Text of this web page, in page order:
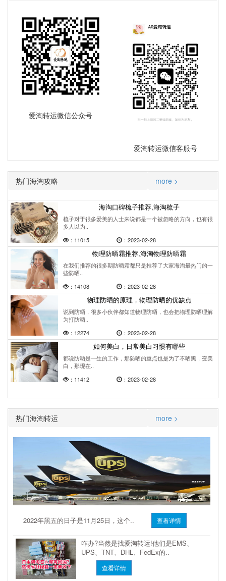
爱淘转运微信公众号
爱淘转运微信客服号
热门海淘攻略 more >
海淘口碑梳子推荐,海淘梳子
梳子对于很多爱美的人士来说都是一个被忽略的方向，也有很
多人以为..
：11015
：2023-02-28
物理防晒霜推荐,海淘物理防晒霜
在我们推荐的很多期防晒霜都只是推荐了大家海淘最热门的一
些防晒..
：14108
：2023-02-28
物理防晒的原理，物理防晒的优缺点
说到防晒，很多小伙伴都知道物理防晒，也会把物理防晒理解
为打防晒..
：12274
：2023-02-28
如何美白，日常美白习惯有哪些
都说防晒是一生的工作，那防晒的重点也是为了不晒黑，变美
白，那现在..
：11412
：2023-02-28
热门海淘转运 more >
2022年黑五的日子是11月25日，这个.. 查看详情
咋办?当然是找爱淘转运!他们是EMS、
UPS、TNT、DHL、FedEx的..
查看详情